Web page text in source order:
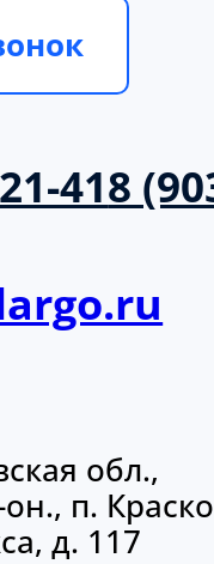
418
обл.,
п.
д. 117